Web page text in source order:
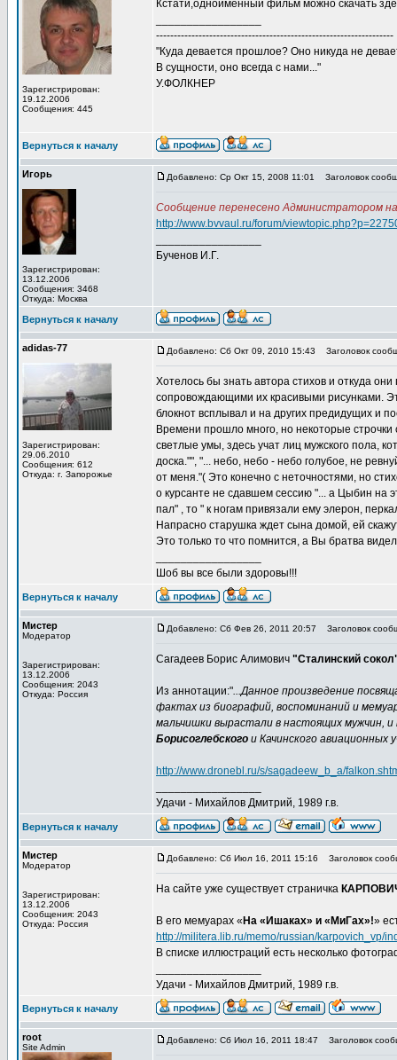
Зарегистрирован:
19.12.2006
Сообщения: 445
Кстати,одноимённый фильм можно скачать
-------------------------------------------------------------------
"Куда девается прошлое? Оно никуда не
В сущности, оно всегда с нами..."
У.ФОЛКНЕР
Вернуться к началу
Игорь
Зарегистрирован:
13.12.2006
Сообщения: 3468
Откуда: Москва
Добавлено: Ср Окт 15, 2008 11:01 Заголовок
Сообщение перенесено Администратором
http://www.bvvaul.ru/forum/
Бученов И.Г.
Вернуться к началу
adidas-77
Зарегистрирован:
29.06.2010
Сообщения: 612
Откуда: г. Запорожье
Добавлено: Сб Окт 09, 2010 15:43 Заголовок
Хотелось бы знать автора стихов и откуда
сопровождающими их красивыми рисунками.
блокнот всплывал и на других предидущих и
Времени прошло много, но некоторые
светлые умы, здесь учат лиц мужского пола,
доска."", "... небо, небо - небо голубое, не
от меня."( Это конечно с неточностями, но
о курсанте не сдавшем сессию "... а Цыбин на
пал" , то " к ногам привязали ему элерон,
Напрасно старушка ждет сына домой, ей
Это только то что помнится, а Вы братва
Шоб вы все были здоровы!!!
Вернуться к началу
Мистер
Модератор
Зарегистрирован:
13.12.2006
Сообщения: 2043
Откуда: Россия
Добавлено: Сб Фев 26, 2011 20:57 Заголовок
Сагадеев Борис Алимович "Сталинский
Из аннотации:"...Данное произведение
фактах из биографий, воспоминаний и
мальчишки вырастали в настоящих мужчин,
Борисоглебского и Качинского авиационных
http://www.dronebl.ru/s/sagadeew_b_a/
Удачи - Михайлов Дмитрий, 1989 г.в.
Вернуться к началу
Мистер
Модератор
Зарегистрирован:
13.12.2006
Сообщения: 2043
Откуда: Россия
Добавлено: Сб Июл 16, 2011 15:16 Заголовок
На сайте уже существует страничка
В его мемуарах « На «Ишаках» и «МиГах»!»
http://militera.lib.ru/memo/russian/karpovich_vp/
В списке иллюстраций есть несколько
Удачи - Михайлов Дмитрий, 1989 г.в.
Вернуться к началу
root
Site Admin
Добавлено: Сб Июл 16, 2011 18:47 Заголовок